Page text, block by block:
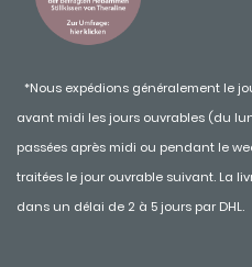
*Nous expédions généralement le
avant midi les jours ouvrables (du
passées après midi ou pendant le
traitées le jour ouvrable suivant. La
dans un délai de 2 à 5 jours par DHL.